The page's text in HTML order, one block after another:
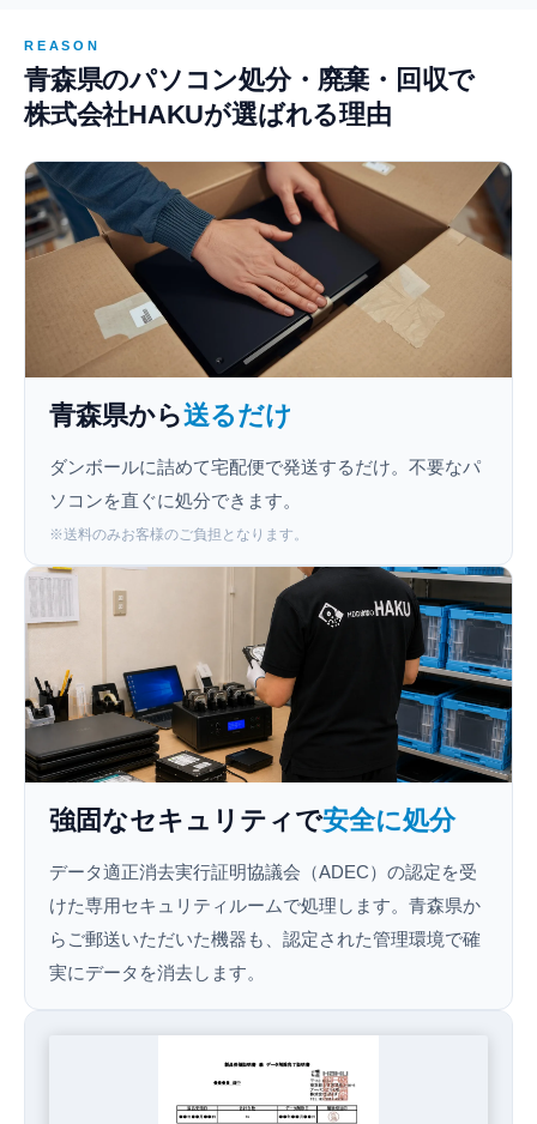
REASON
青森県のパソコン処分・廃棄・回収で
株式会社HAKUが選ばれる理由
青森県から送るだけ
ダンボールに詰めて宅配便で発送するだけ。不要なパ
ソコンを直ぐに処分できます。
※送料のみお客様のご負担となります。
強固なセキュリティで安全に処分
データ適正消去実行証明協議会（ADEC）の認定を受
けた専用セキュリティルームで処理します。青森県か
らご郵送いただいた機器も、認定された管理環境で確
実にデータを消去します。